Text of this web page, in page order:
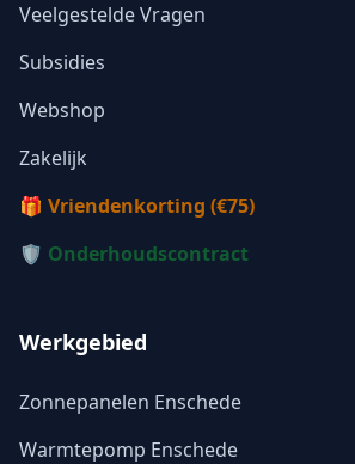
Veelgestelde Vragen
Subsidies
Webshop
Zakelijk
🎁 Vriendenkorting (€75)
🛡️ Onderhoudscontract
Werkgebied
Zonnepanelen Enschede
Warmtepomp Enschede